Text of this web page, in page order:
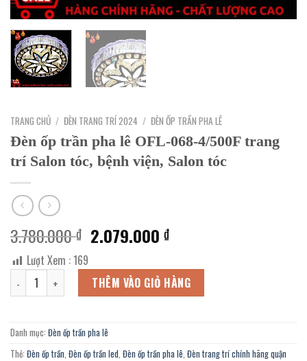
TRANG CHỦ / ĐÈN TRANG TRÍ 2024 / ĐÈN ỐP TRẦN PHA LÊ
Đèn ốp trần pha lê OFL-068-4/500F trang
trí Salon tóc, bệnh viện, Salon tóc
3.780.000₫ Giá
gốc
là:
3.780.000 ₫.
2.079.000₫Giá
tại
là:
2.079.000 ₫.
Lượt Xem :169
Đèn ốp trần pha lê OFL-068-4/500F trang trí Salon tóc, bệnh viện,
THÊM VÀO GIỎ HÀNG
Danh mục: Đèn ốp trần pha lê
Thẻ: Đèn ốp trần, Đèn ốp trần led, Đèn ốp trần pha lê, Đèn trang trí chính hãng quận